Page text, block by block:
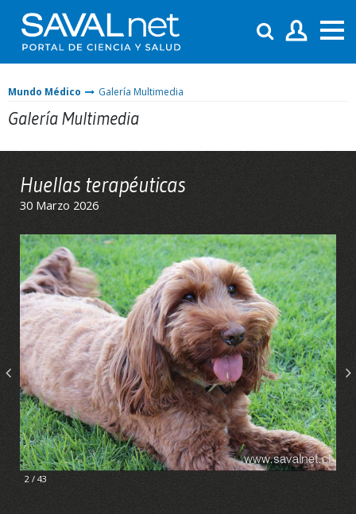
Mundo Médico Galería Multimedia
Galería Multimedia
Huellas terapéuticas
30 Marzo 2026
2 / 43